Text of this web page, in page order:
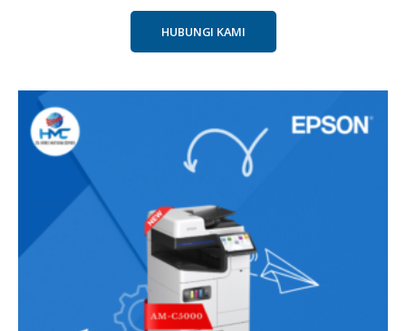
HUBUNGI KAMI